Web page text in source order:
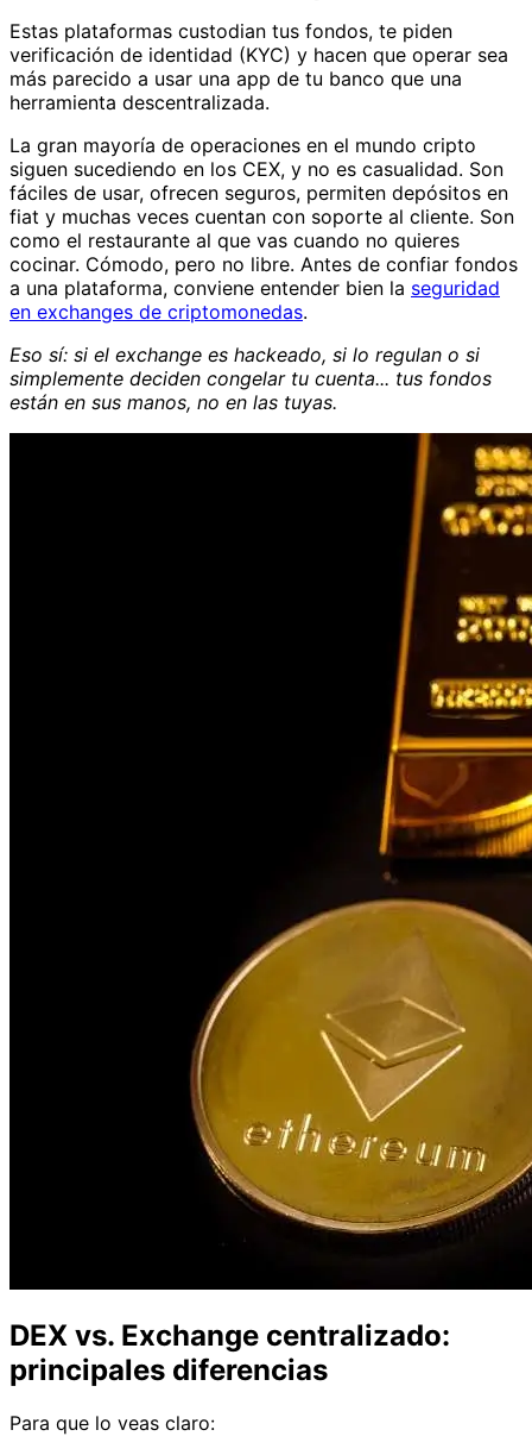
Estas plataformas custodian tus fondos, te piden
verificación de identidad (KYC) y hacen que operar sea
más parecido a usar una app de tu banco que una
herramienta descentralizada.
La gran mayoría de operaciones en el mundo cripto
siguen sucediendo en los CEX, y no es casualidad. Son
fáciles de usar, ofrecen seguros, permiten depósitos en
fiat y muchas veces cuentan con soporte al cliente. Son
como el restaurante al que vas cuando no quieres
cocinar. Cómodo, pero no libre. Antes de confiar fondos
a una plataforma, conviene entender bien la seguridad
en exchanges de criptomonedas.
Eso sí: si el exchange es hackeado, si lo regulan o si
simplemente deciden congelar tu cuenta... tus fondos
están en sus manos, no en las tuyas.
DEX vs. Exchange centralizado:
principales diferencias
Para que lo veas claro: